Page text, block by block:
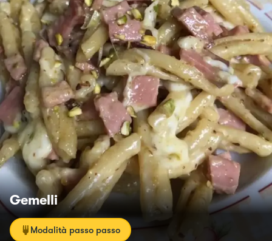
Gemelli
Modalità passo passo